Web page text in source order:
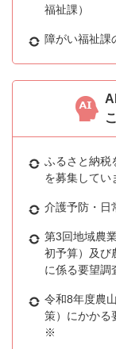
福祉課）
障がい福祉課
ふるさと納税
を募集してい
介護予防・日
第3回地域農
初予算）及び
に係る要望
令和8年度農
策）にかかる
※